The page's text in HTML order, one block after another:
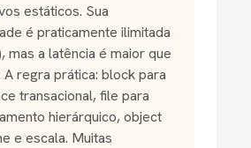
estáticos. Sua
é praticamente ilimitada
mas a latência é maior que
A regra prática: block para
transacional, file para
hierárquico, object
e escala. Muitas